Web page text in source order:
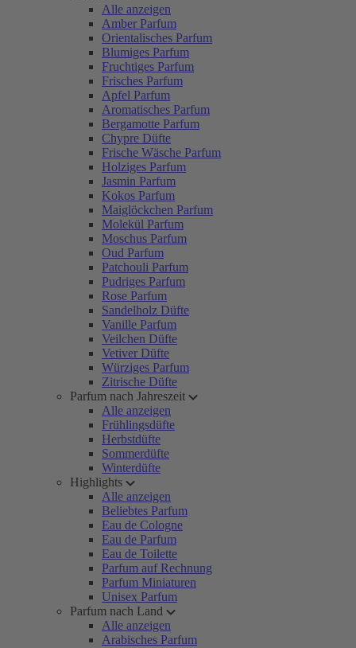
Alle anzeigen
Amber Parfum
Orientalisches Parfum
Blumiges Parfum
Fruchtiges Parfum
Frisches Parfum
Apfel Parfum
Aromatisches Parfum
Bergamotte Parfum
Chypre Düfte
Frische Wäsche Parfum
Holziges Parfum
Jasmin Parfum
Kokos Parfum
Maiglöckchen Parfum
Molekül Parfum
Moschus Parfum
Oud Parfum
Patchouli Parfum
Pudriges Parfum
Rose Parfum
Sandelholz Düfte
Vanille Parfum
Veilchen Düfte
Vetiver Düfte
Würziges Parfum
Zitrische Düfte
Parfum nach Jahreszeit
Alle anzeigen
Frühlingsdüfte
Herbstdüfte
Sommerdüfte
Winterdüfte
Highlights
Alle anzeigen
Beliebtes Parfum
Eau de Cologne
Eau de Parfum
Eau de Toilette
Parfum auf Rechnung
Parfum Miniaturen
Unisex Parfum
Parfum nach Land
Alle anzeigen
Arabisches Parfum